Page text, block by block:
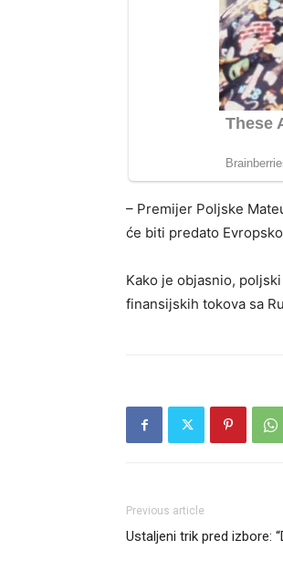
– Premijer Poljske
će biti predato
Kako je objasnio,
finansijskih tokova sa
Previous article
Ustaljeni trik pred izbore: